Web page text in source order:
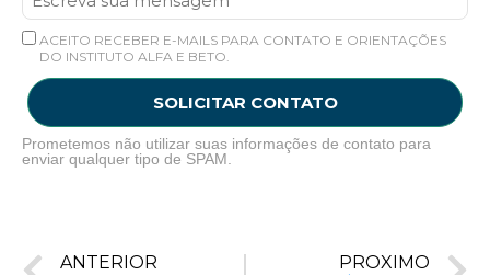
ACEITO RECEBER E-MAILS PARA CONTATO E ORIENTAÇÕES
DO INSTITUTO ALFA E BETO.
SOLICITAR CONTATO
Prometemos não utilizar suas informações de contato para
enviar qualquer tipo de SPAM.
ANTERIOR PRÓXIMO